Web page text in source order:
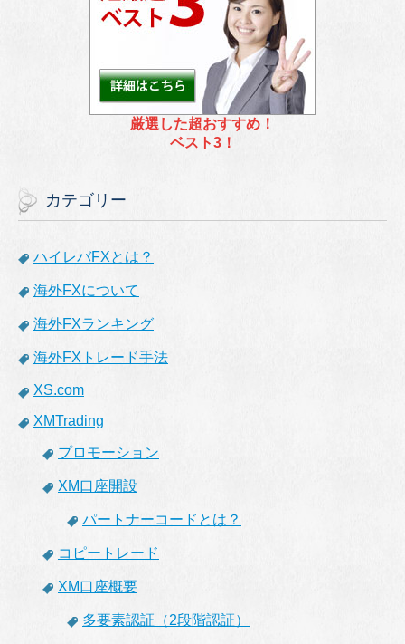
厳選した超おすすめ！
ベスト3！
カテゴリー
ハイレバFXとは？
海外FXについて
海外FXランキング
海外FXトレード手法
XS.com
XMTrading
プロモーション
XM口座開設
パートナーコードとは？
コピートレード
XM口座概要
多要素認証（2段階認証）